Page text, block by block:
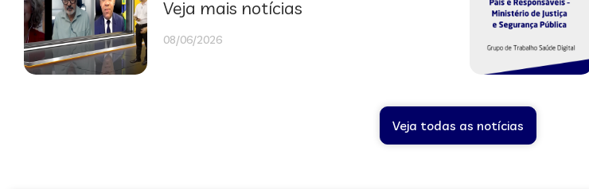
Veja mais notícias
08/06/2026
Veja todas as notícias